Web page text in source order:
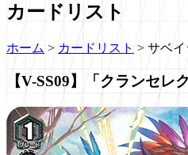
カードリスト
ホーム > カードリスト > サベ
【V-SS09】「クランセレ